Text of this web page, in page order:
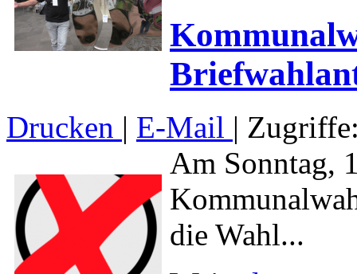
Drucken | E-Mail |
Am Sonntag,
die Wahl...